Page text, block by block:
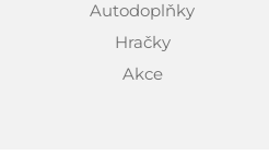
Autodoplňky
Hračky
Akce